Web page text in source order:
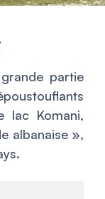
partie
lac Komani,
albanaise »,